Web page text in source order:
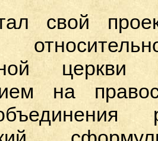
свой
на